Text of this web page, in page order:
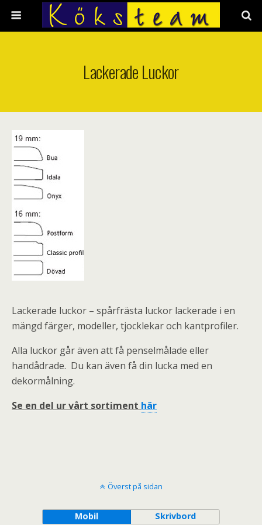
Lackerade Luckor
Lackerade luckor – spårfrästa luckor lackerade i en
mängd färger, modeller, tjocklekar och kantprofiler.
Alla luckor går även att få penselmålade eller
handådrade. Du kan även få din lucka med en
dekormålning.
Se en del ur vårt sortiment här
Överst på sidan
Mobil Skrivbord